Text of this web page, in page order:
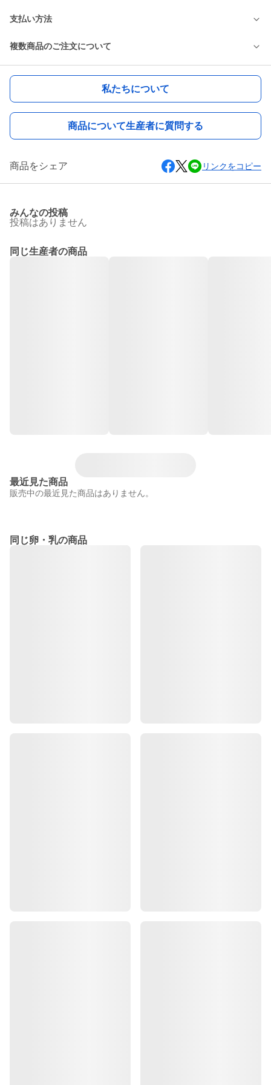
支払い方法
複数商品のご注文について
私たちについて
商品について生産者に質問する
商品をシェア リンクをコピー
みんなの投稿
投稿はありません
同じ生産者の商品
最近見た商品
販売中の最近見た商品はありません。
同じ卵・乳の商品